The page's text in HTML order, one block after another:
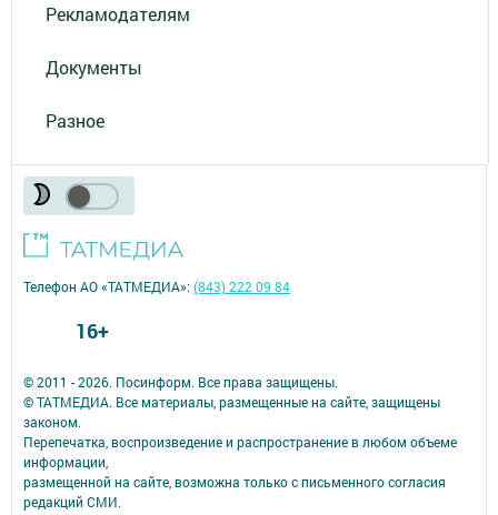
Рекламодателям
Документы
Разное
© 2011 - 2026. Посинформ. Все права защищены.
© ТАТМЕДИА. Все материалы, размещенные на сайте, защищены
законом.
Перепечатка, воспроизведение и распространение в любом объеме
информации,
размещенной на сайте, возможна только с письменного согласия
редакций СМИ.
Телефон АО «ТАТМЕДИА»:(843) 222 09 84
16+